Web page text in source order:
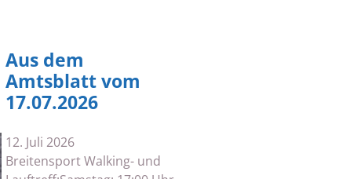
Aus dem
Amtsblatt vom
17.07.2026
12. Juli 2026
Breitensport Walking- und